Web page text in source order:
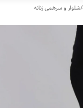
/شلوار و سرهمی زنانه